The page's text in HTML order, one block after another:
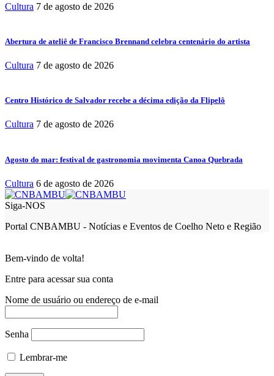
Cultura 7 de agosto de 2026
Abertura de ateliê de Francisco Brennand celebra centenário do artista
Cultura 7 de agosto de 2026
Centro Histórico de Salvador recebe a décima edição da Flipelô
Cultura 7 de agosto de 2026
Agosto do mar: festival de gastronomia movimenta Canoa Quebrada
Cultura 6 de agosto de 2026
Siga-NOS
Portal CNBAMBU - Notícias e Eventos de Coelho Neto e Região
Bem-vindo de volta!
Entre para acessar sua conta
Nome de usuário ou endereço de e-mail
Senha
Lembrar-me